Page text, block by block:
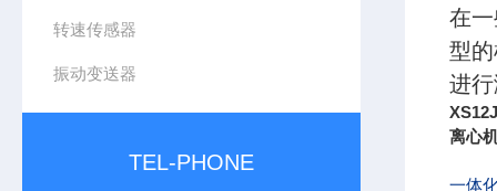
转速传感器
振动变送器
TEL-PHONE
在
型
进
离心
一体